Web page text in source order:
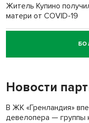
Житель Купино
матери от COVID-19
Новосибирский суд
пенсионерки на
Новости
В ЖК «Гренландия»
девелопера —